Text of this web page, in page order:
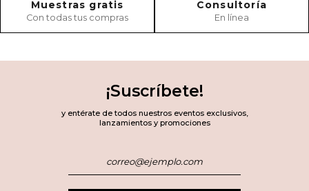
Muestras gratis
Con todas tus compras
Consultoría
En línea
¡Suscríbete!
y entérate de todos nuestros eventos exclusivos,
lanzamientos y promociones